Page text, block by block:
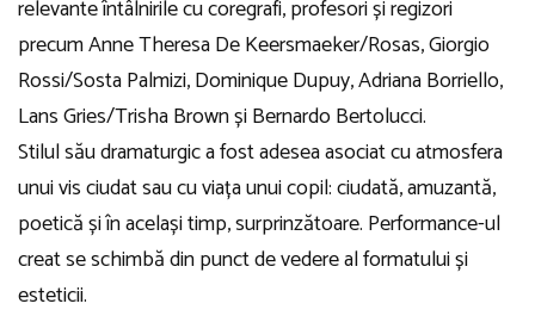
relevante întâlnirile cu coregrafi, profesori și regizori
precum Anne Theresa De Keersmaeker/Rosas, Giorgio
Rossi/Sosta Palmizi, Dominique Dupuy, Adriana Borriello,
Lans Gries/Trisha Brown și Bernardo Bertolucci.
Stilul său dramaturgic a fost adesea asociat cu atmosfera
unui vis ciudat sau cu viața unui copil: ciudată, amuzantă,
poetică și în același timp, surprinzătoare. Performance-ul
creat se schimbă din punct de vedere al formatului și
esteticii.